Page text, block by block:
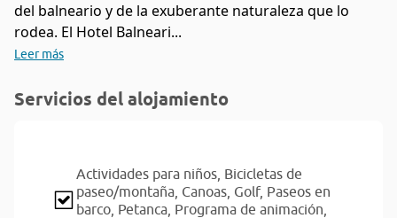
del balneario y de la exuberante naturaleza que lo
rodea. El Hotel Balneari...
Leer más
Servicios del alojamiento
Actividades para niños, Bicicletas de
paseo/montaña, Canoas, Golf, Paseos en
barco, Petanca, Programa de animación,